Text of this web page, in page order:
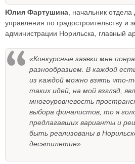
Юлия Фартушина , начальник
управления по градостроительству и
администрации Норильска, главный
«Конкурсные заявки мне
разнообразием. В каждой
из каждой можно взять что-
таких идей, на мой взгляд,
многоуровневость
выбора финалистов, то я
предлагавших варианты и
быть реализованы в
десятилетие».